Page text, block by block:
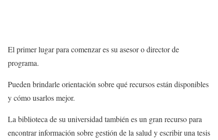
El primer lugar para comenzar es su asesor o director de
programa.
Pueden brindarle orientación sobre qué recursos están disponibles
y cómo usarlos mejor.
La biblioteca de su universidad también es un gran recurso para
encontrar información sobre gestión de la salud y escribir una tesis